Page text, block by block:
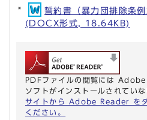
誓約書（暴力団排除条
(DOCX形式, 18.64KB)
PDFファイルの閲覧には
ソフトがインストールされていな
サイトから Adobe Reader を
ください。